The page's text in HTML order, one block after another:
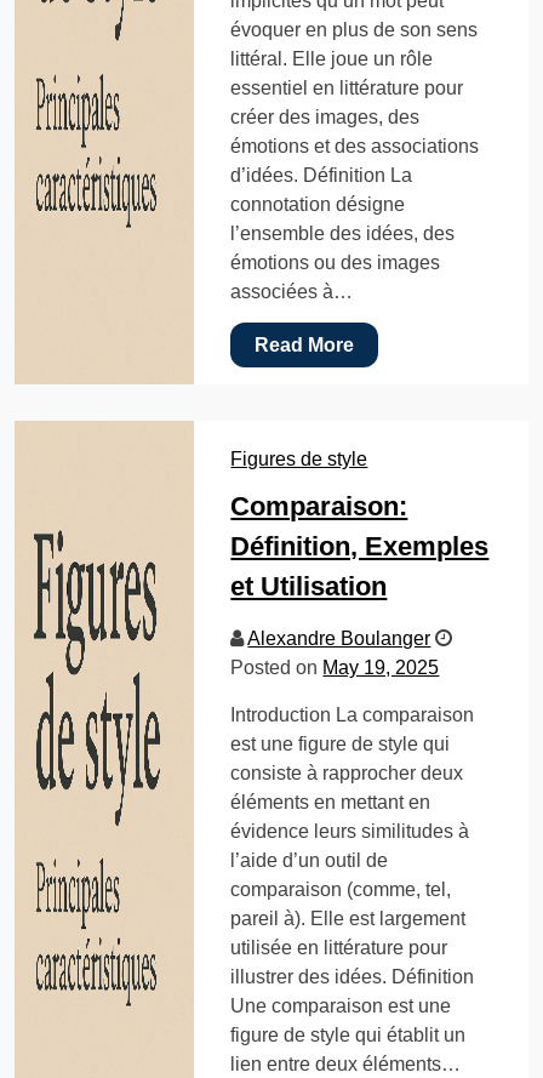
évoquer en plus de son sens
littéral. Elle joue un rôle
essentiel en littérature pour
créer des images, des
émotions et des associations
d’idées. Définition La
connotation désigne
l’ensemble des idées, des
émotions ou des images
associées à…
Read More
Figures de style
Comparaison:
Définition, Exemples
et Utilisation
Alexandre Boulanger
Posted on May 19, 2025
Introduction La comparaison
est une figure de style qui
consiste à rapprocher deux
éléments en mettant en
évidence leurs similitudes à
l’aide d’un outil de
comparaison (comme, tel,
pareil à). Elle est largement
utilisée en littérature pour
illustrer des idées. Définition
Une comparaison est une
figure de style qui établit un
lien entre deux éléments…